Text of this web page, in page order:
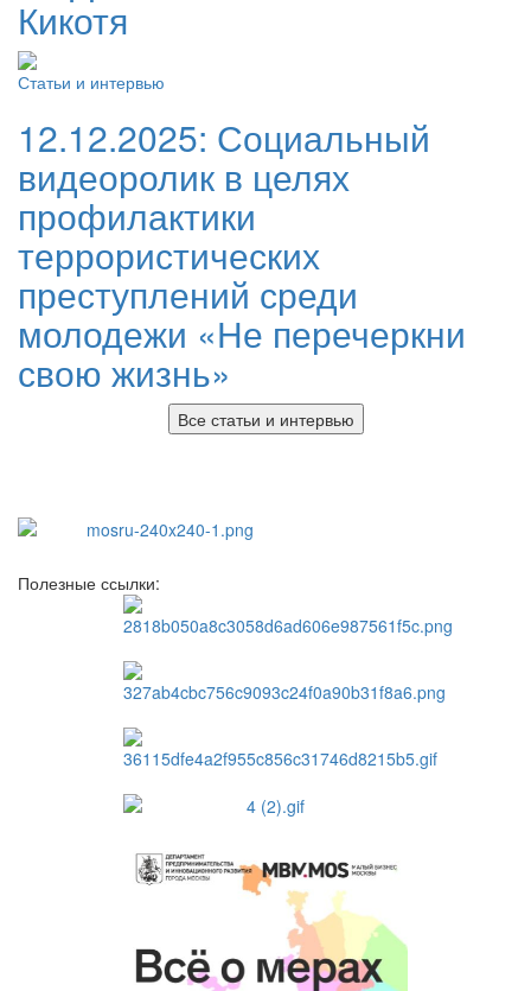
Кикотя
Статьи и интервью
12.12.2025: Социальный
видеоролик в целях
профилактики
террористических
преступлений среди
молодежи «Не перечеркни
свою жизнь»
Все статьи и интервью
Полезные ссылки: